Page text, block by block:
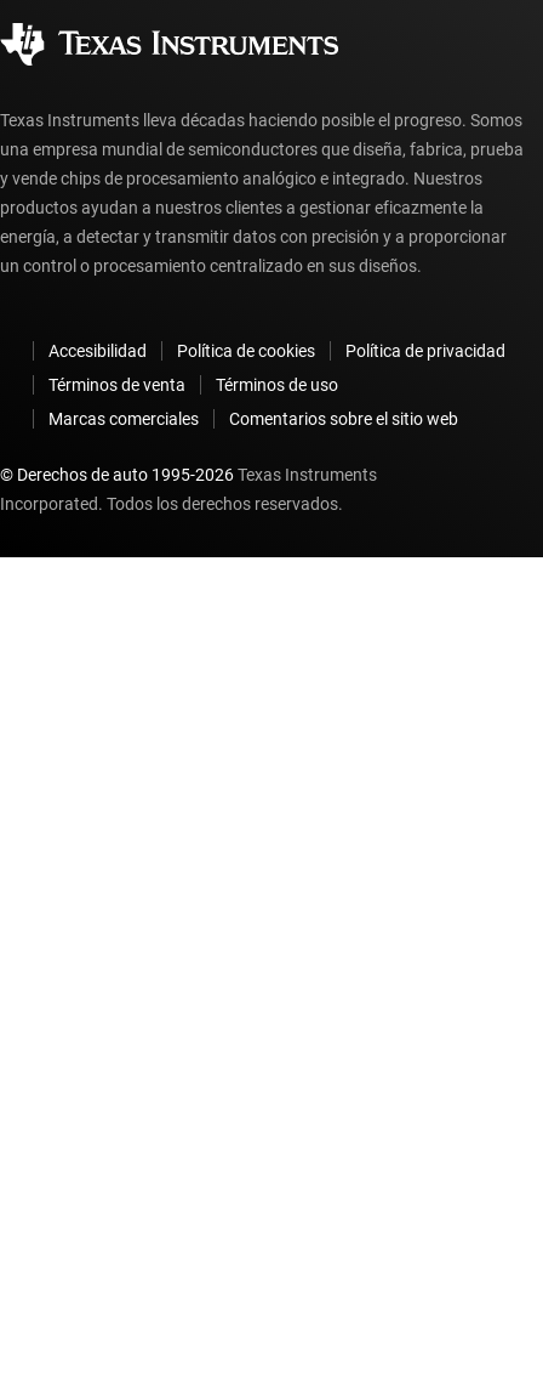
Preguntas frecuentes sobre la cuenta myTI
Texas Instruments lleva décadas haciendo posible el progreso. Somos
una empresa mundial de semiconductores que diseña, fabrica, prueba
y vende chips de procesamiento analógico e integrado. Nuestros
productos ayudan a nuestros clientes a gestionar eficazmente la
energía, a detectar y transmitir datos con precisión y a proporcionar
un control o procesamiento centralizado en sus diseños.
Accesibilidad Política de cookies
Política de privacidad
Términos de venta
Términos de uso
Marcas comerciales
Comentarios sobre el sitio web
© Derechos de auto 1995-2026Texas Instruments
Incorporated. Todos los derechos reservados.